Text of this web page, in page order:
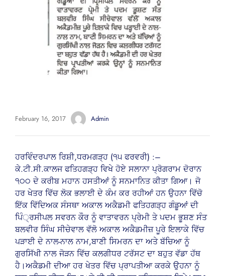
February 16, 2017 Admin
ਹਰਵਿੰਦਰਪਾਲ ਰਿਸ਼ੀ,ਧਰਮਗੜ੍ਹ (੧੫ ਫਰਵਰੀ) :–
ਕੇ.ਟੀ.ਸੀ.ਕਾਲਜ ਫਤਿਹਗੜ੍ਹ ਵਿਖੇ ਹੋਏ ਸਲਾਨਾ ਪ੍ਰੋਗਰਾਮ ਦੋਰਾਨ
੧੦੦ ਦੇ ਕਰੀਬ ਮਹਾਨ ਹਸਤੀਆਂ ਨੂੰ ਸਨਮਾਨਿਤ ਕੀਤਾ ਗਿਆ। ਜੋ
ਹਰ ਖੇਤਰ ਵਿੱਚ ਲੋਕ ਭਲਾਈ ਦੇ ਕੰਮ ਕਰ ਰਹੀਆਂ ਹਨ ਉਹਨਾ ਵਿੱਚੋ
ਇੱਕ ਵਿੱਦਿਅਕ ਸੰਸਥਾ ਅਕਾਲ ਅਕੈਡਮੀ ਫਤਿਹਗੜ੍ਹ ਗੰਡੂਆਂ ਦੀ
ਪਿੰ੍ਰਸੀਪਲ ਸਵਰਨ ਕੌਰ ਨੂੰ ਵਾਤਾਵਰਨ ਪ੍ਰੇਮੀ ਤੇ ਪਦਮ ਭੂਸ਼ਣ ਸੰਤ
ਬਲਵੀਰ ਸਿੰਘ ਸੀਚੇਵਾਲ ਵੱਲੋ ਅਕਾਲ ਅਕੈਡਮੀਜ਼ ਪੂਰੇ ਇਲਾਕੇ ਵਿੱਚ
ਪੜਾਈ ਦੇ ਨਾਲ-ਨਾਲ ਨਾਮ,ਬਾਣੀ ਸਿਮਰਨ ਦਾ ਅਤੇ ਬੱਚਿਆ ਨੂੰ
ਗੁਰਸਿੱਖੀ ਨਾਲ ਜੋੜਨ ਵਿੱਚ ਕਲਗੀਧਰ ਟਰੱਸਟ ਦਾ ਬਹੁਤ ਵੱਡਾ ਹੱਥ
ਹੈ।ਅਕੈਡਮੀ ਦੀਆ ਹਰ ਖੇਤਰ ਵਿੱਚ ਪ੍ਰਾਪਤੀਆ ਕਰਕੇ ਉਹਨਾ ਨੂੰ